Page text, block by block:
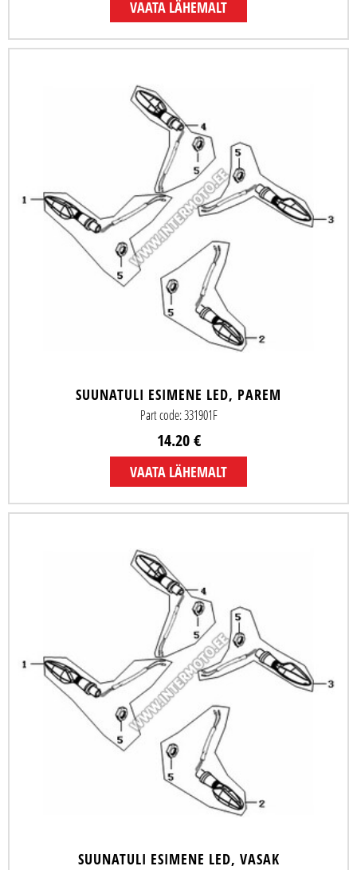
VAATA LÄHEMALT
SUUNATULI ESIMENE LED, PAREM
Part code: 331901F
14.20 €
VAATA LÄHEMALT
SUUNATULI ESIMENE LED, VASAK